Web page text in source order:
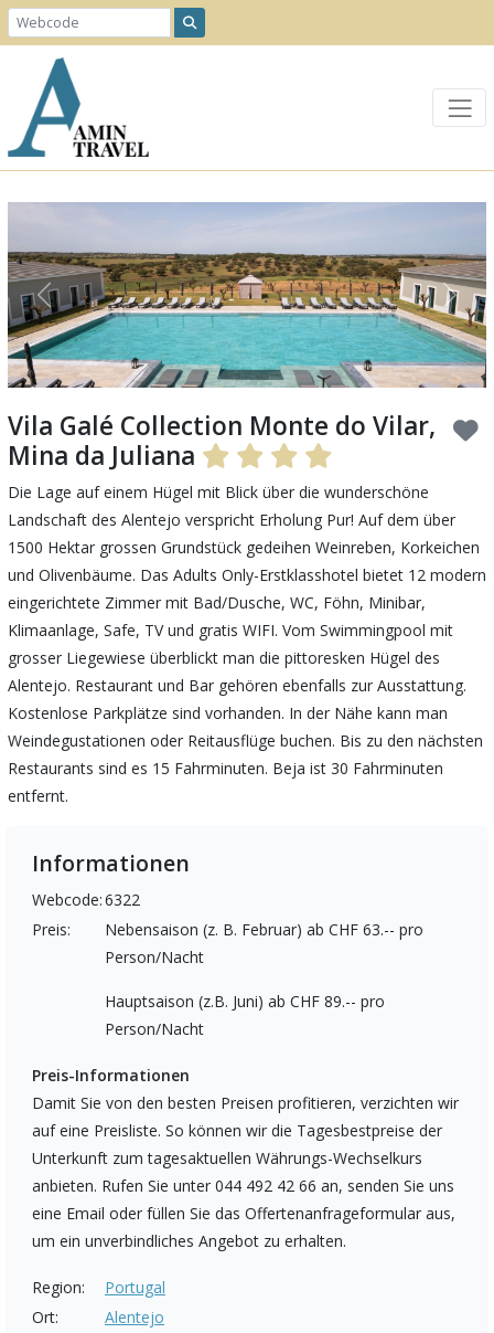
Previous Next
Vila Galé Collection Monte do Vilar,
Mina da Juliana
Die Lage auf einem Hügel mit Blick über die wunderschöne
Landschaft des Alentejo verspricht Erholung Pur! Auf dem über
1500 Hektar grossen Grundstück gedeihen Weinreben, Korkeichen
und Olivenbäume. Das Adults Only-Erstklasshotel bietet 12 modern
eingerichtete Zimmer mit Bad/Dusche, WC, Föhn, Minibar,
Klimaanlage, Safe, TV und gratis WIFI. Vom Swimmingpool mit
grosser Liegewiese überblickt man die pittoresken Hügel des
Alentejo. Restaurant und Bar gehören ebenfalls zur Ausstattung.
Kostenlose Parkplätze sind vorhanden. In der Nähe kann man
Weindegustationen oder Reitausflüge buchen. Bis zu den nächsten
Restaurants sind es 15 Fahrminuten. Beja ist 30 Fahrminuten
entfernt.
Informationen
Webcode:6322
Preis:
Nebensaison (z. B. Februar) ab CHF 63.-- pro
Person/Nacht
Hauptsaison (z.B. Juni) ab CHF 89.-- pro
Person/Nacht
Preis-Informationen
Damit Sie von den besten Preisen profitieren, verzichten wir
auf eine Preisliste. So können wir die Tagesbestpreise der
Unterkunft zum tagesaktuellen Währungs-Wechselkurs
anbieten. Rufen Sie unter 044 492 42 66 an, senden Sie uns
eine Email oder füllen Sie das Offertenanfrageformular aus,
um ein unverbindliches Angebot zu erhalten.
Region:
Portugal
Ort:
Alentejo